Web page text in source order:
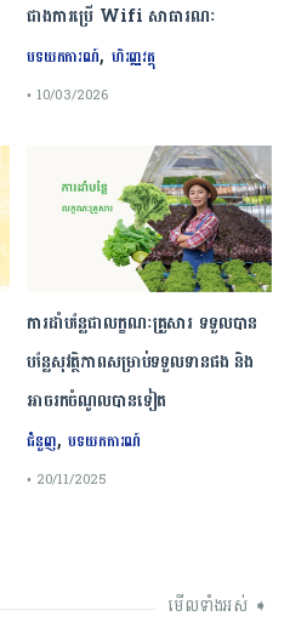
ជាងការប្រើ Wifi​ សាធារណៈ
បទយកការណ៍, ហិរញ្ញវត្ថុ
• 10/03/2026
ការដាំបន្លែជាលក្ខណៈគ្រួសារ ទទួលបាន
បន្លែសុវត្ថិភាពសម្រាប់ទទួលទានផង និង
អាចរកចំណូលបានទៀត
ជំនួញ,បទយកការណ៍
• 20/11/2025
មើលទាំងអស់ ➧